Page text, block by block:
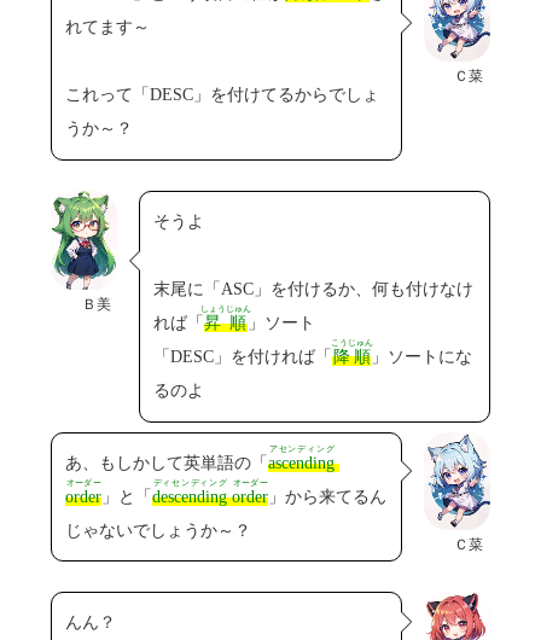
Ｃ菜
れてます～
これって「DESC」を付けてるからでしょ
うか～？
Ｂ美
そうよ
末尾に「ASC」を付けるか、何も付けなけ
れば「 昇順
しょうじゅん
」ソート
「DESC」を付ければ「 降順
こうじゅん
」ソートにな
るのよ
Ｃ菜
あ、もしかして英単語の「ascending
アセンディング
order
オーダー
」と「descending
ディセンディング
order
オーダー
」から来てるん
じゃないでしょうか～？
んん？